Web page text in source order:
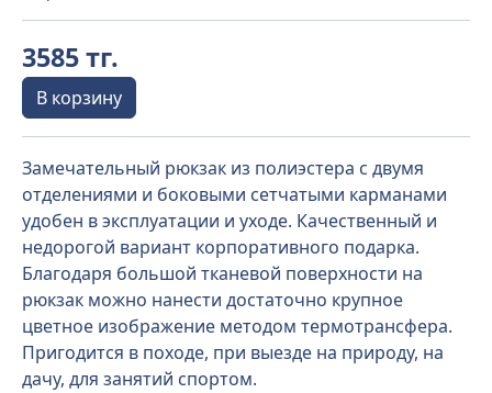
3585 тг.
В корзину
Замечательный рюкзак из полиэстера с двумя
отделениями и боковыми сетчатыми карманами
удобен в эксплуатации и уходе. Качественный и
недорогой вариант корпоративного подарка.
Благодаря большой тканевой поверхности на
рюкзак можно нанести достаточно крупное
цветное изображение методом термотрансфера.
Пригодится в походе, при выезде на природу, на
дачу, для занятий спортом.